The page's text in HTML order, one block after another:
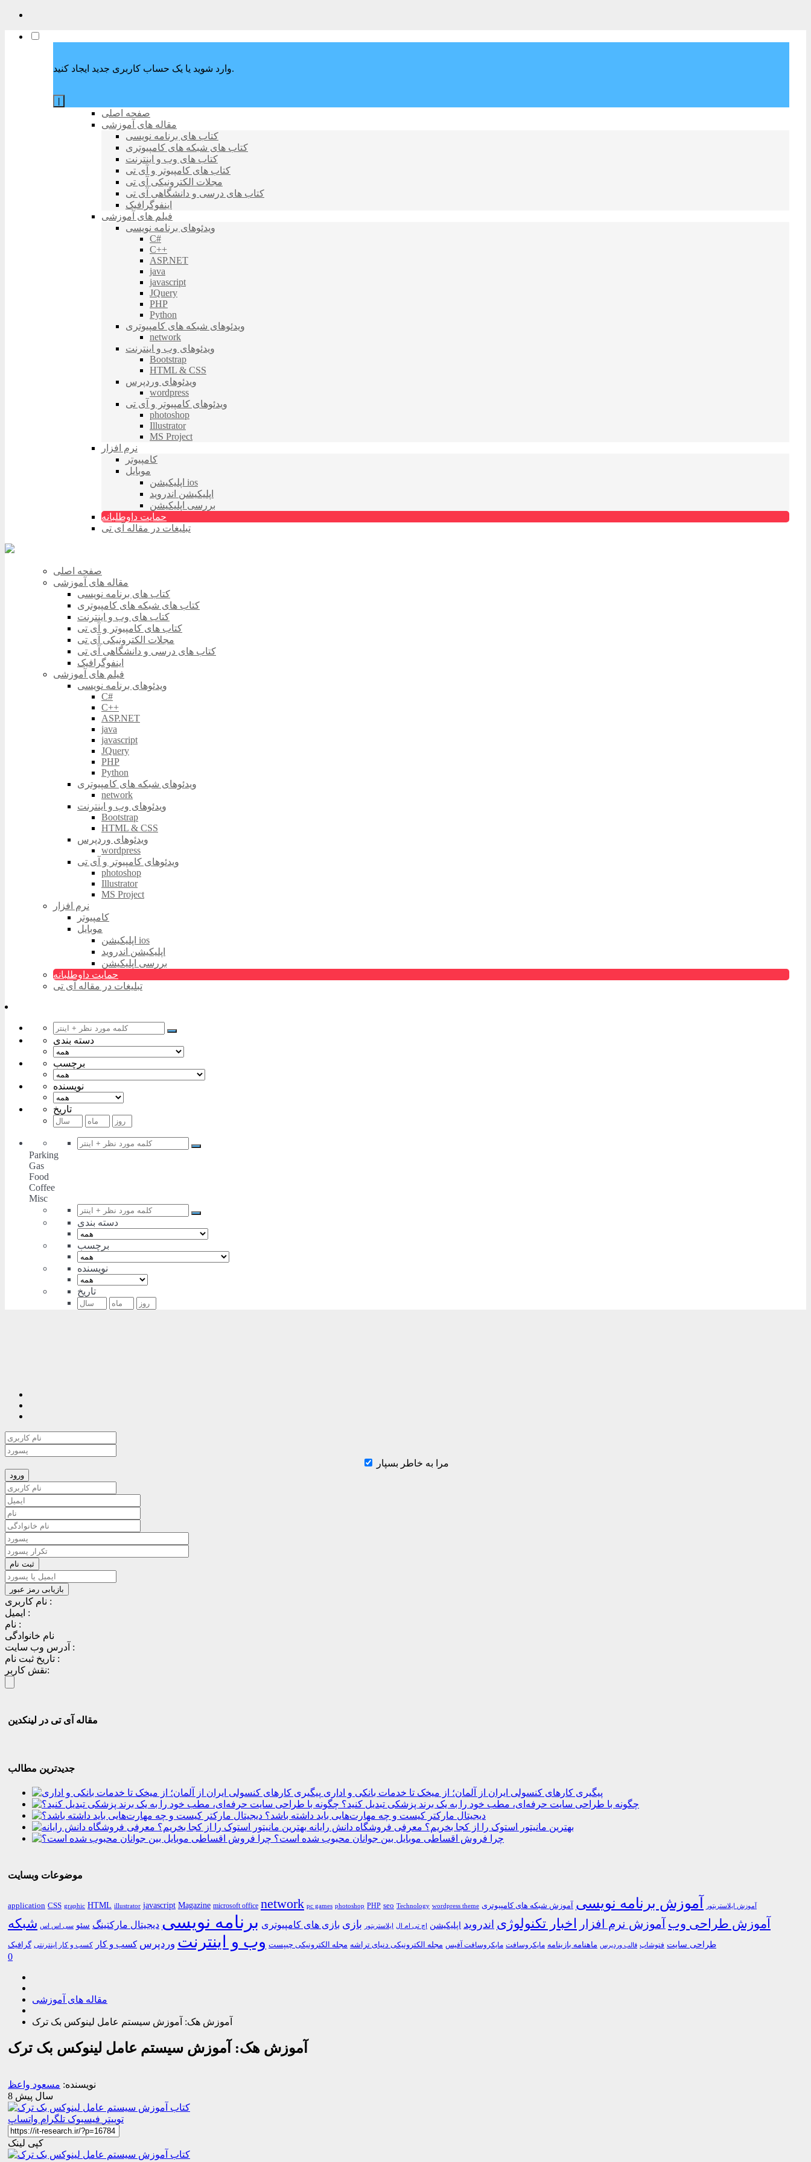
وارد شوید یا یک حساب کاربری جدید ایجاد کنید.
صفحه اصلی
مقاله های آموزشی
کتاب های برنامه نویسی
کتاب های شبکه های کامپیوتری
کتاب های وب و اینترنت
کتاب های کامپیوتر و آی تی
مجلات الکترونیکی آی تی
کتاب های درسی و دانشگاهی آی تی
اینفوگرافیک
فیلم های آموزشی
ویدئوهای برنامه نویسی
C#
C++
ASP.NET
java
javascript
JQuery
PHP
Python
ویدئوهای شبکه های کامپیوتری
network
ویدئوهای وب و اینترنت
Bootstrap
HTML & CSS
ویدئوهای وردپرس
wordpress
ویدئوهای کامپیوتر و آی تی
photoshop
Illustrator
MS Project
نرم افزار
کامپیوتر
موبایل
اپلیکیشن ios
اپلیکیشن اندروید
بررسی اپلیکیشن
حمایت داوطلبانه
تبلیغات در مقاله آی تی
صفحه اصلی
مقاله های آموزشی
کتاب های برنامه نویسی
کتاب های شبکه های کامپیوتری
کتاب های وب و اینترنت
کتاب های کامپیوتر و آی تی
مجلات الکترونیکی آی تی
کتاب های درسی و دانشگاهی آی تی
اینفوگرافیک
فیلم های آموزشی
ویدئوهای برنامه نویسی
C#
C++
ASP.NET
java
javascript
JQuery
PHP
Python
ویدئوهای شبکه های کامپیوتری
network
ویدئوهای وب و اینترنت
Bootstrap
HTML & CSS
ویدئوهای وردپرس
wordpress
ویدئوهای کامپیوتر و آی تی
photoshop
Illustrator
MS Project
نرم افزار
کامپیوتر
موبایل
اپلیکیشن ios
اپلیکیشن اندروید
بررسی اپلیکیشن
حمایت داوطلبانه
تبلیغات در مقاله آی تی
دسته بندی
برچسب
نویسنده
تاریخ
Parking
Gas
Food
Coffee
Misc
دسته بندی
برچسب
نویسنده
تاریخ
مرا به خاطر بسپار
نام کاربری :
ایمیل :
نام :
نام خانوادگی
آدرس وب سایت :
تاریخ ثبت نام :
نقش کاربر:
مقاله آی تی در لینکدین
جدیدترین مطالب
پیگیری کارهای کنسولی ایران از آلمان؛ از میخک تا خدمات بانکی و اداری
چگونه با طراحی سایت حرفه‌ای، مطب خود را به یک برند پزشکی تبدیل کنید؟
دیجیتال مارکتر کیست و چه مهارت‌هایی باید داشته باشد؟
بهترین مانیتور استوک را از کجا بخریم؟ معرفی فروشگاه دانش رایانه
چرا فروش اقساطی موبایل بین جوانان محبوب شده است؟
موضوعات وبسایت
application CSS graphic HTML illustrator javascript Magazine microsoft office network pc games photoshop PHP seo Technology wordpress theme آموزش ایلاستریتور آموزش برنامه نویسی آموزش شبکه های کامپیوتری
آموزش طراحی وب آموزش نرم افزار اخبار تکنولوژی اندروید اپلیکیشن اچ تی ام ال ایلاستریتور بازی بازی های کامپیوتری برنامه نویسی دیجیتال مارکتینگ سئو سی اس اس شبکه
طراحی سایت فتوشاپ قالب وردپرس ماهنامه بازینامه مایکروسافت مایکروسافت آفیس مجله الکترونیکی دنیای تراشه مجله الکترونیکی چیپست وب و اینترنت وردپرس کسب و کار کسب و کار اینترنتی گرافیک
0
مقاله های آموزشی
آموزش هک: آموزش سیستم عامل لینوکس بک ترک
آموزش هک: آموزش سیستم عامل لینوکس بک ترک
نویسنده: مسعود واعظ
8 سال پیش
توییتر فیسبوک تلگرام واتساپ
کپی لینک